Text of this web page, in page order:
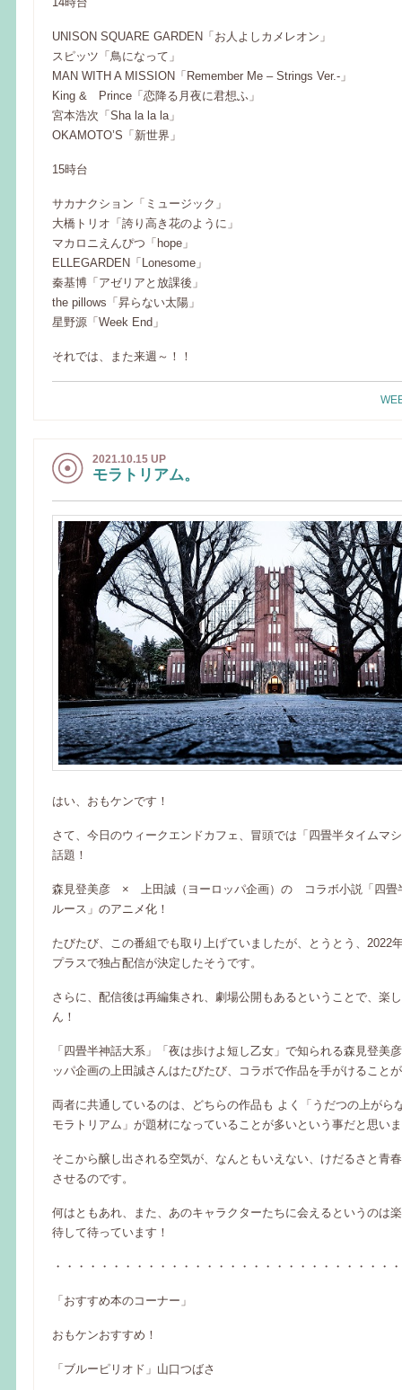
UNISON SQUARE GARDEN「お人よしカメレオン」
スピッツ「鳥になって」
MAN WITH A MISSION「Remember Me – Strings Ver.-」
King & Prince「恋降る月夜に君想ふ」
宮本浩次「Sha la la la」
OKAMOTO’S「新世界」
15時台
サカナクション「ミュージック」
大橋トリオ「誇り高き花のように」
マカロニえんぴつ「hope」
ELLEGARDEN「Lonesome」
秦基博「アゼリアと放課後」
the pillows「昇らない太陽」
星野源「Week End」
それでは、また来週～！！
2021.10.15 UP
モラトリアム。
はい、おもケンです！
さて、今日のウィークエンドカフェ、冒頭では「四畳半タイムマ
話題！
森見登美彦 × 上田誠（ヨーロッパ企画）の コラボ小説「四畳
ルース」のアニメ化！
たびたび、この番組でも取り上げていましたが、とうとう、
プラスで独占配信が決定したそうです。
さらに、配信後は再編集され、劇場公開もあるということで、楽
ん！
「四畳半神話大系」「夜は歩けよ短し乙女」で知られる森見登美
ッパ企画の上田誠さんはたびたび、コラボで作品を手がけること
両者に共通しているのは、どちらの作品も よく「うだつの上がら
モラトリアム」が題材になっていることが多いという事だと思い
そこから醸し出される空気が、なんともいえない、けだるさと青
させるのです。
何はともあれ、また、あのキャラクターたちに会えるというのは
待して待っています！
・・・・・・・・・・・・・・・・・・・・・・・・・・・・・・
「おすすめ本のコーナー」
おもケンおすすめ！
「ブルーピリオド」山口つばさ